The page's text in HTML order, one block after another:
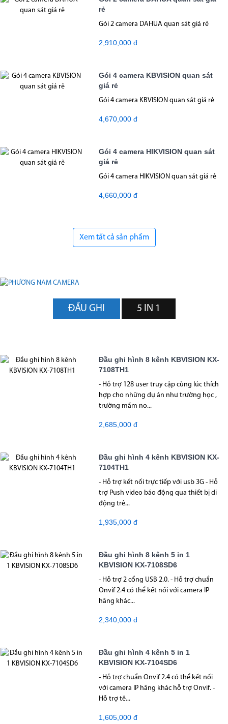
rẻ
Gói 2 camera DAHUA quan sát giá rẻ
2,910,000 đ
Gói 4 camera KBVISION quan sát
giá rẻ
Gói 4 camera KBVISION quan sát giá rẻ
4,670,000 đ
Gói 4 camera HIKVISION quan sát
giá rẻ
Gói 4 camera HIKVISION quan sát giá rẻ
4,660,000 đ
Xem tất cả sản phẩm
ĐẦU GHI 5 IN 1
Đầu ghi hình 8 kênh KBVISION KX-
7108TH1
- Hỗ trợ 128 user truy cập cùng lúc thích
hợp cho những dự án như trường học ,
trường mầm no...
2,685,000 đ
Đầu ghi hình 4 kênh KBVISION KX-
7104TH1
- Hỗ trợ kết nối trực tiếp với usb 3G - Hỗ
trợ Push video báo động qua thiết bị di
động trê...
1,935,000 đ
Đầu ghi hình 8 kênh 5 in 1
KBVISION KX-7108SD6
- Hỗ trợ 2 cổng USB 2.0. - Hỗ trợ chuẩn
Onvif 2.4 có thể kết nối với camera IP
hãng khác...
2,340,000 đ
Đầu ghi hình 4 kênh 5 in 1
KBVISION KX-7104SD6
- Hỗ trợ chuẩn Onvif 2.4 có thể kết nối
với camera IP hãng khác hỗ trợ Onvif. -
Hỗ trợ tê...
1,605,000 đ